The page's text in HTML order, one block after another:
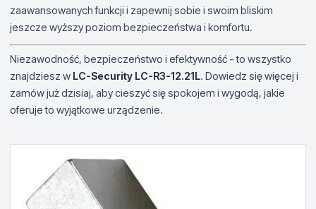
zaawansowanych funkcji i zapewnij sobie i swoim bliskim
jeszcze wyższy poziom bezpieczeństwa i komfortu.
Niezawodność, bezpieczeństwo i efektywność - to wszystko
znajdziesz w LC-Security LC-R3-12.21L. Dowiedz się więcej i
zamów już dzisiaj, aby cieszyć się spokojem i wygodą, jakie
oferuje to wyjątkowe urządzenie.